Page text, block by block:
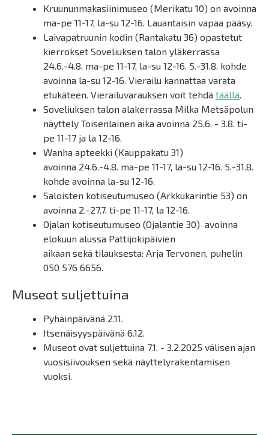
Kruununmakasiinimuseo (Merikatu 10) on avoinna
ma-pe 11-17, la-su 12-16. Lauantaisin vapaa pääsy.
Laivapatruunin kodin (Rantakatu 36) opastetut
kierrokset Soveliuksen talon yläkerrassa
24.6.-4.8. ma-pe 11-17, la-su 12-16. 5.-31.8. kohde
avoinna la-su 12-16. Vierailu kannattaa varata
etukäteen. Vierailuvarauksen voit tehdä täällä.
Soveliuksen talon alakerrassa Milka Metsäpolun
näyttely Toisenlainen aika avoinna 25.6. - 3.8. ti-
pe 11-17 ja la 12-16.
Wanha apteekki (Kauppakatu 31)
avoinna 24.6.-4.8. ma-pe 11-17, la-su 12-16. 5.-31.8.
kohde avoinna la-su 12-16.
Saloisten kotiseutumuseo (Arkkukarintie 53) on
avoinna 2.-27.7. ti-pe 11-17, la 12-16.
Ojalan kotiseutumuseo (Ojalantie 30) avoinna
elokuun alussa Pattijokipäivien
aikaan sekä tilauksesta: Arja Tervonen, puhelin
050 576 6656.
Museot suljettuina
Pyhäinpäivänä 2.11.
Itsenäisyyspäivänä 6.12.
Museot ovat suljettuina 7.1. - 3.2.2025 välisen ajan
vuosisiivouksen sekä näyttelyrakentamisen
vuoksi.